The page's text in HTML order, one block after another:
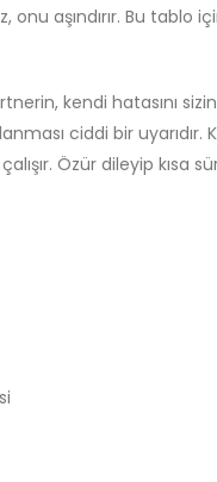
aşındırır. Bu tablo
kendi hatasını
ciddi bir uyarıdır.
Özür dileyip kısa